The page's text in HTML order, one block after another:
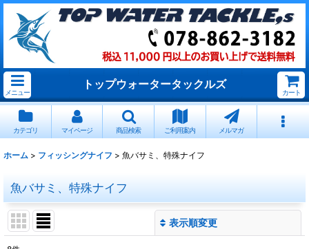
メニュー
トップウォータータックルズ
カート
カテゴリ マイページ 商品検索 ご利用案内 メルマガ
ホーム > フィッシングナイフ > 魚バサミ、特殊ナイフ
魚バサミ、特殊ナイフ
表示順変更